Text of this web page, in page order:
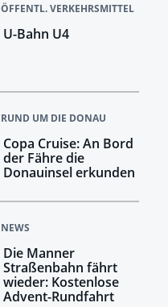
ÖFFENTL. VERKEHRSMITTEL
U-Bahn U4
RUND UM DIE DONAU
Copa Cruise: An Bord
der Fähre die
Donauinsel erkunden
NEWS
Die Manner
Straßenbahn fährt
wieder: Kostenlose
Advent-Rundfahrt